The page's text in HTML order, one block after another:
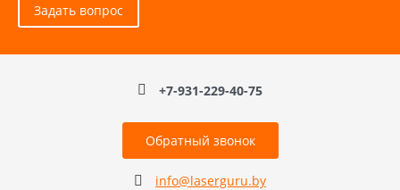
Задать вопрос
+7-931-229-40-75
Обратный звонок
info@laserguru.by